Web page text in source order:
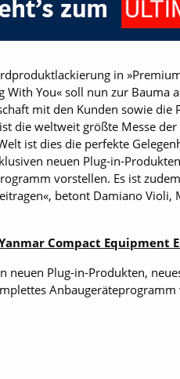
in
You« soll nun zur Bauma
mit den Kunden sowie
die weltweit größte Messe
ist dies die perfekte
neuen Plug-in-
vorstellen. Es ist
betont Damiano Violi,
Compact Equipment
neuen Plug-in-Produkten,
Anbaugeräteprogramm